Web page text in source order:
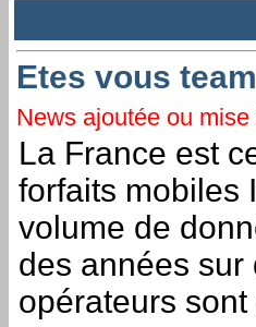
Etes vous
News ajoutée ou
La France est
forfaits mobiles
volume de
des années sur
opérateurs